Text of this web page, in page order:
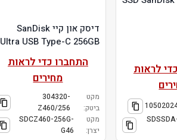
לראות
דיסק און קיי SanDisk
Ultra USB Type-C 256GB
התחברו כדי לראות
מחירים
מקט
ביטק:
304320-
Z460/256
מקט
יצרן:
SDCZ460-256G-
G46